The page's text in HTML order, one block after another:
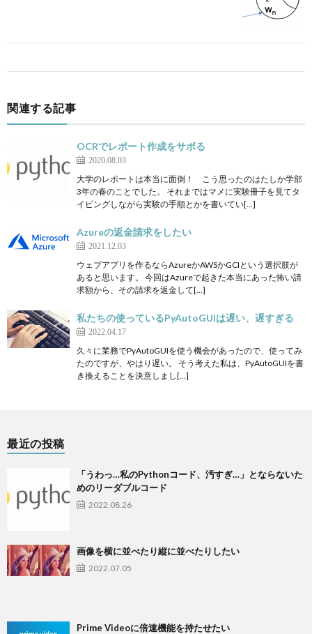
関連する記事
OCRでレポート作成をサボる
2020.08.03
大学のレポートは本当に面倒！ こう思ったのはたしか学部
3年の春のことでした。 それまではマメに実験冊子を見てタ
イピングしながら実験の手順とかを書いてい[…]
Azureの返金請求をしたい
2021.12.03
ウェブアプリを作るならAzureかAWSかGCIという選択肢が
あると思います。 今回はAzureで起きた本当にあった怖い請
求額から、その請求を返金して[…]
私たちの使っているPyAutoGUIは遅い、遅すぎる
2022.04.17
久々に業務でPyAutoGUIを使う機会があったので、使ってみ
たのですが、やはり遅い。 そう考えた私は、PyAutoGUIを書
き換えることを決意しまし[…]
最近の投稿
「うわっ…私のPythonコード、汚すぎ…」とならないた
めのリーダブルコード
2022.08.26
画像を横に並べたり縦に並べたりしたい
2022.07.05
Prime Videoに倍速機能を持たせたい